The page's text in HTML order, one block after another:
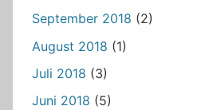
September 2018 (2)
August 2018 (1)
Juli 2018 (3)
Juni 2018 (5)